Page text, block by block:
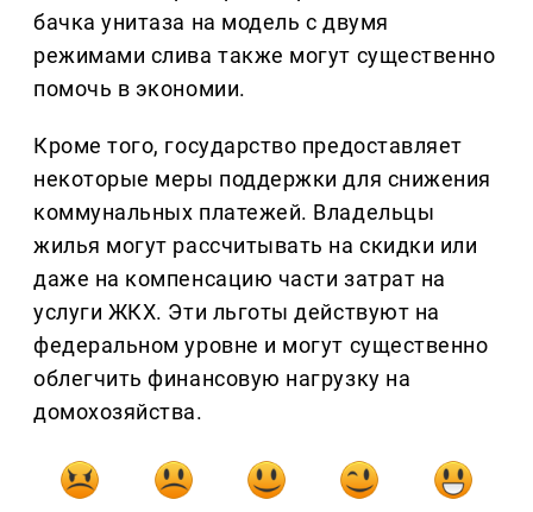
бачка унитаза на модель с двумя
режимами слива также могут существенно
помочь в экономии.
Кроме того, государство предоставляет
некоторые меры поддержки для снижения
коммунальных платежей. Владельцы
жилья могут рассчитывать на скидки или
даже на компенсацию части затрат на
услуги ЖКХ. Эти льготы действуют на
федеральном уровне и могут существенно
облегчить финансовую нагрузку на
домохозяйства.